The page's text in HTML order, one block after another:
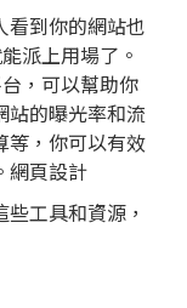
看到你的網站也
派上用場了。
，可以幫助你
站的曝光率和流
等，你可以有效
網頁設計
工具和資源，